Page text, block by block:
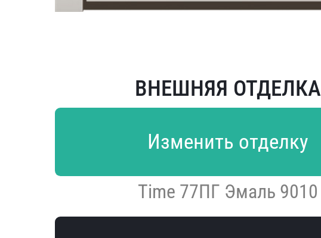
ВНЕШНЯЯ ОТДЕЛКА
Изменить отделку
Time 77ПГ Эмаль 9010